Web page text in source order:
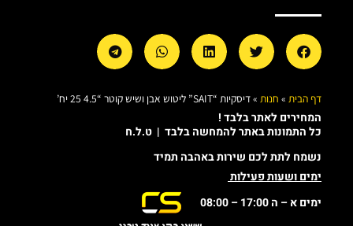
דף הבית » חנות »דיסקיות “SAIT” ליטוש אבן ושיש קוטר “4.5 25 יח’
המחירים לאתר בלבד !
כל התמונות באתר להמחשה בלבד | ט.ל.ח
נשמח לתת לכם שירות באהבה תמיד
ימים ושעות פעילות
ימים א – ה 17:00 – 08:00